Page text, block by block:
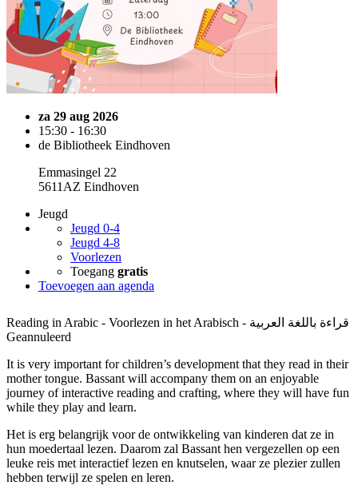
za 29 aug 2026
15:30 - 16:30
de Bibliotheek Eindhoven
Emmasingel 22
5611AZ Eindhoven
Jeugd
Jeugd 0-4
Jeugd 4-8
Voorlezen
Toegang gratis
Toevoegen aan agenda
Reading in Arabic - Voorlezen in het Arabisch - قراءة باللغة العربية
Geannuleerd
It is very important for children’s development that they read in their
mother tongue. Bassant will accompany them on an enjoyable
journey of interactive reading and crafting, where they will have fun
while they play and learn.
Het is erg belangrijk voor de ontwikkeling van kinderen dat ze in
hun moedertaal lezen. Daarom zal Bassant hen vergezellen op een
leuke reis met interactief lezen en knutselen, waar ze plezier zullen
hebben terwijl ze spelen en leren.